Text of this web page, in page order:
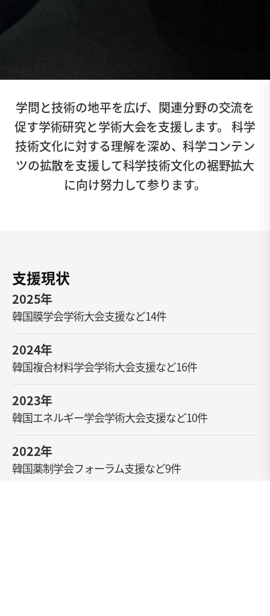
学問と技術の地平を広げ、関連分野の交流を
促す学術研究と学術大会を支援します。科学
技術文化に対する理解を深め、科学コンテン
ツの拡散を支援して科学技術文化の裾野拡大
に向け努力して参ります。
支援現状
2025年
韓国膜学会学術大会支援など14件
2024年
韓国複合材料学会学術大会支援など16件
2023年
韓国エネルギー学会学術大会支援など10件
2022年
韓国薬制学会フォーラム支援など9件